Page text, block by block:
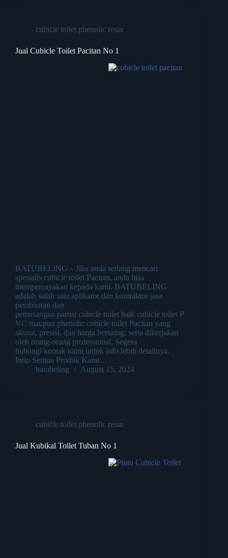
cubicle toilet phenolic resin
Jual Cubicle Toilet Pacitan No 1
BATUBELING – Jika anda sedang mencari
spesialis cubicle toilet Pacitan, anda bisa
mempercayakan kepada kami. BATUBELING
adalah salah satu aplikator dan kontraktor jasa
pembuatan dan
pemasangan partisi cubicle toilet baik cubicle toilet P
VC maupun phenolic cubicle toilet Pacitan yang
akurat, presisi, dan harga bersaing, serta dikerjakan
oleh orang-orang professional. Segera
hubungi kontak kami untuk info lebih detailnya.
Intip Semua Produk Kami…
batubeling
August 15, 2024
cubicle toilet phenolic resin
Jual Kubikal Toilet Tuban No 1